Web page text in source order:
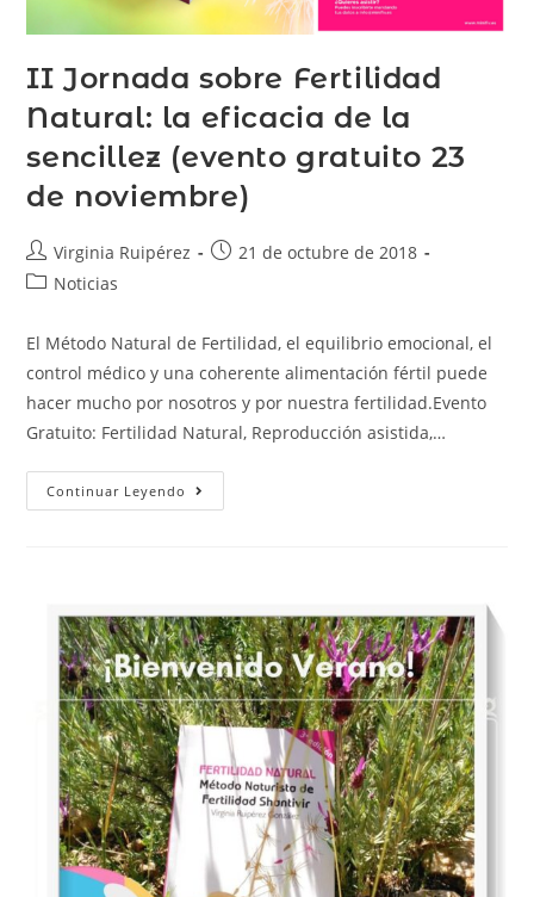
II Jornada sobre Fertilidad
Natural: la eficacia de la
sencillez (evento gratuito 23
de noviembre)
Virginia Ruipérez
21 de octubre de 2018
Noticias
El Método Natural de Fertilidad, el equilibrio emocional, el
control médico y una coherente alimentación fértil puede
hacer mucho por nosotros y por nuestra fertilidad.Evento
Gratuito: Fertilidad Natural, Reproducción asistida,…
Continuar Leyendo